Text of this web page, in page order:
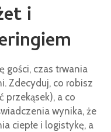
i
gości, czas trwania
Zdecyduj, co robisz
przekąsek), a co
wynika, że
ciepłe i logistykę, a